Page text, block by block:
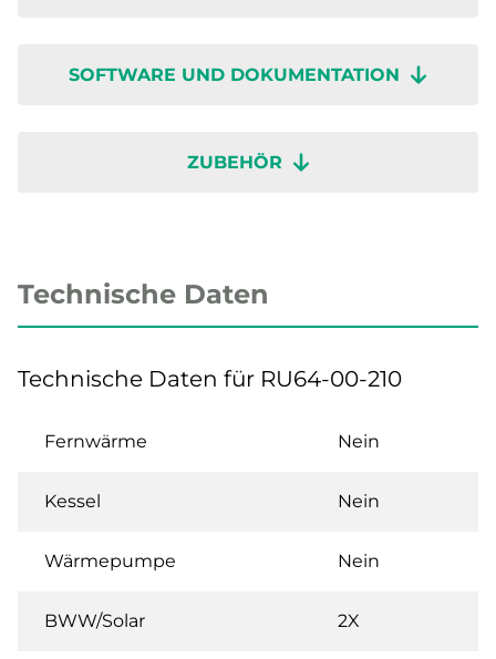
SOFTWARE UND DOKUMENTATION
ZUBEHÖR
Technische Daten
Technische Daten für RU64-00-210
Fernwärme Nein
Kessel Nein
Wärmepumpe Nein
BWW/Solar 2X